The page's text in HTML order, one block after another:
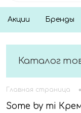
Акции Бренды
Каталог
Главная страница •
Some by mi